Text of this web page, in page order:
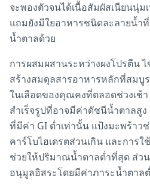
จะพองตัวจนได้เนื้อสัมผัสเนียนนุ่
แถมยังมีใยอาหารชนิดละลายน้ำ
น้ำตาลด้วย
การผสมผสานระหว่างผงโปรตีน
สร้างสมดุลสารอาหารหลักที่สมบู
ในเลือดของคุณคงที่ตลอดช่วงเช้
สำเร็จรูปที่อาจมีค่าดัชนีน้ำตาลสู
ที่มีค่า GI ต่ำเท่านั้น แป้งมะพร้าว
คาร์โบไฮเดรตส่วนเกิน และการ
ช่วยให้ปริมาณน้ำตาลต่ำที่สุด ส่ว
อนุมูลอิสระโดยมีค่าภาระน้ำตาล